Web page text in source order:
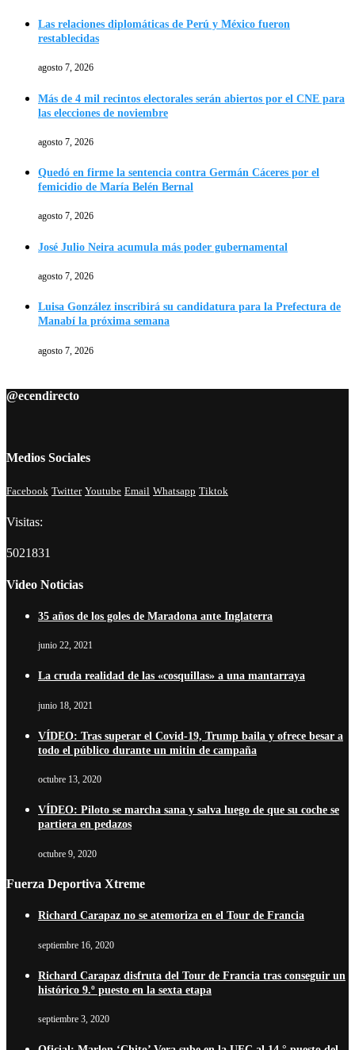
Las relaciones diplomáticas de Perú y México fueron
restablecidas
agosto 7, 2026
Más de 4 mil recintos electorales serán abiertos por el CNE para
las elecciones de noviembre
agosto 7, 2026
Quedó en firme la sentencia contra Germán Cáceres por el
femicidio de María Belén Bernal
agosto 7, 2026
José Julio Neira acumula más poder gubernamental
agosto 7, 2026
Luisa González inscribirá su candidatura para la Prefectura de
Manabí la próxima semana
agosto 7, 2026
@ecendirecto
Medios Sociales
Facebook Twitter Youtube Email Whatsapp Tiktok
Visitas:
5021831
Video Noticias
35 años de los goles de Maradona ante Inglaterra
junio 22, 2021
La cruda realidad de las «cosquillas» a una mantarraya
junio 18, 2021
VÍDEO: Tras superar el Covid-19, Trump baila y ofrece besar a
todo el público durante un mitin de campaña
octubre 13, 2020
VÍDEO: Piloto se marcha sana y salva luego de que su coche se
partiera en pedazos
octubre 9, 2020
Fuerza Deportiva Xtreme
Richard Carapaz no se atemoriza en el Tour de Francia
septiembre 16, 2020
Richard Carapaz disfruta del Tour de Francia tras conseguir un
histórico 9.º puesto en la sexta etapa
septiembre 3, 2020